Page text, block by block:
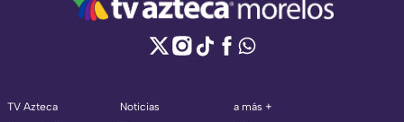
TV Azteca
Noticias
a más +